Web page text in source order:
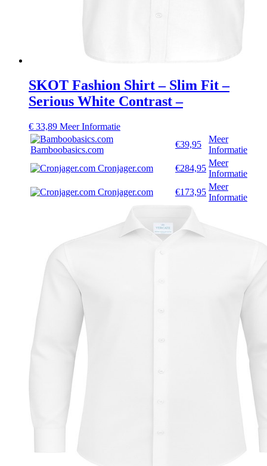
SKOT Fashion Shirt – Slim Fit –
Serious White Contrast –
€ 33,89 Meer Informatie
Bamboobasics.com
€39,95
Meer
Informatie
Cronjager.com
€284,95
Meer
Informatie
Cronjager.com
€173,95
Meer
Informatie